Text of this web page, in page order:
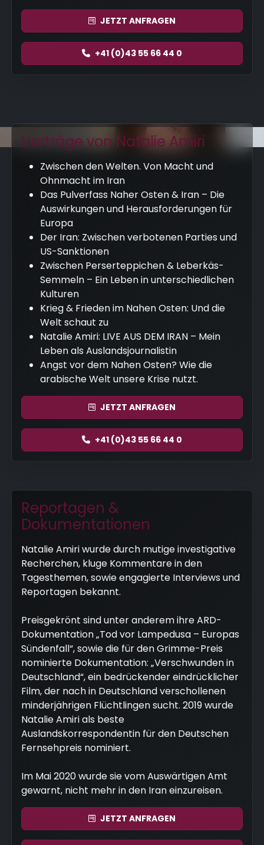
JETZT ANFRAGEN
+41 (0)43 55 66 44 0
Foto: NDR/Wolfgang Borrs
Vorträge von Natalie Amiri
Zwischen den Welten. Von Macht und
Ohnmacht im Iran
Das Pulverfass Naher Osten & Iran – Die
Auswirkungen und Herausforderungen für
Europa
Der Iran: Zwischen verbotenen Parties und
US-Sanktionen
Zwischen Perserteppichen & Leberkäs-
Semmeln – Ein Leben in unterschiedlichen
Kulturen
Krieg & Frieden im Nahen Osten: Und die
Welt schaut zu
Natalie Amiri: LIVE AUS DEM IRAN – Mein
Leben als Auslandsjournalistin
Angst vor dem Nahen Osten? Wie die
arabische Welt unsere Krise nutzt.
JETZT ANFRAGEN
+41 (0)43 55 66 44 0
Reportagen &
Dokumentationen
Natalie Amiri wurde durch mutige investigative
Recherchen, kluge Kommentare in den
Tagesthemen, sowie engagierte Interviews und
Reportagen bekannt.
Preisgekrönt sind unter anderem ihre ARD-
Dokumentation „Tod vor Lampedusa – Europas
Sündenfall“, sowie die für den Grimme-Preis
nominierte Dokumentation: „Verschwunden in
Deutschland“, ein bedrückender eindrücklicher
Film, der nach in Deutschland verschollenen
minderjährigen Flüchtlingen sucht. 2019 wurde
Natalie Amiri als beste
Auslandskorrespondentin für den Deutschen
Fernsehpreis nominiert.
Im Mai 2020 wurde sie vom Auswärtigen Amt
gewarnt, nicht mehr in den Iran einzureisen.
JETZT ANFRAGEN